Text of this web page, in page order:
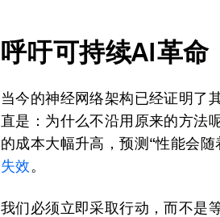
呼吁可持续AI革命
当今的神经网络架构已经证明了
直是：为什么不沿用原来的方法
的成本大幅升高，预测“性能会
失效。
我们必须立即采取行动，而不是